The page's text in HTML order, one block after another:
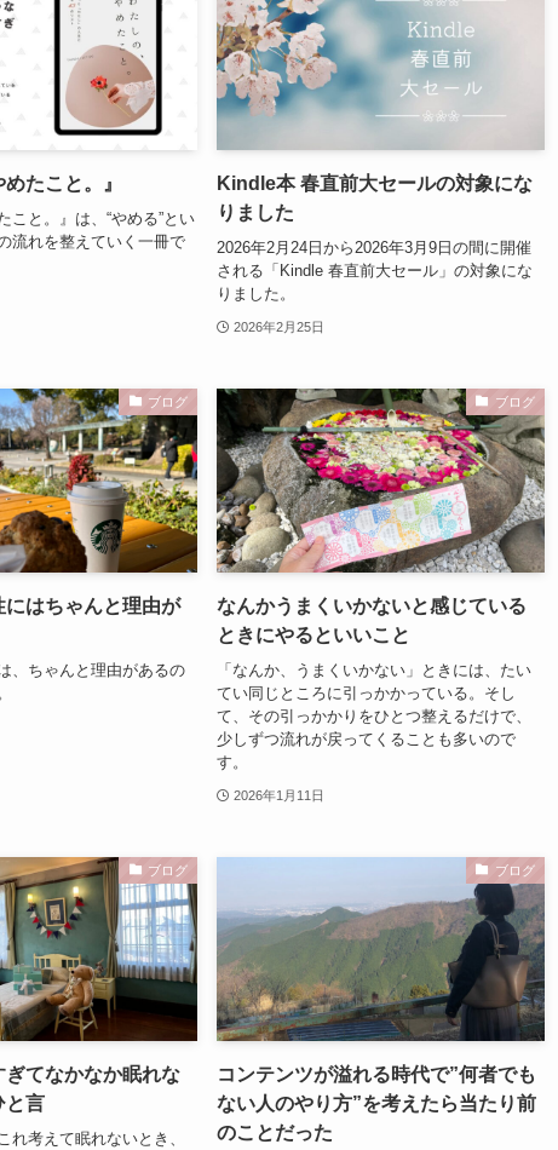
たこと。』
こと。』は、“やめる”とい
流れを整えていく一冊で
Kindle本 春直前大セールの対象にな
りました
2026年2月24日から2026年3月9日の間に開催
される「Kindle 春直前大セール」の対象にな
りました。
2026年2月25日
ブログ
はちゃんと理由が
、ちゃんと理由があるの
ブログ
なんかうまくいかないと感じている
ときにやるといいこと
「なんか、うまくいかない」ときには、たい
てい同じところに引っかかっている。そし
て、その引っかかりをひとつ整えるだけで、
少しずつ流れが戻ってくることも多いので
す。
2026年1月11日
ブログ
ぎてなかなか眠れな
と言
れ考えて眠れないとき、
ブログ
コンテンツが溢れる時代で”何者でも
ない人のやり方”を考えたら当たり前
のことだった